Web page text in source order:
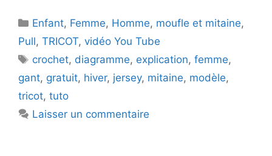
Catégories
Enfant, Femme, Homme, moufle et mitaine,
Pull, TRICOT, vidéo You Tube
Étiquettes
crochet, diagramme, explication,femme,
gant, gratuit, hiver, jersey, mitaine, modèle,
tricot, tuto
Laisser un commentaire